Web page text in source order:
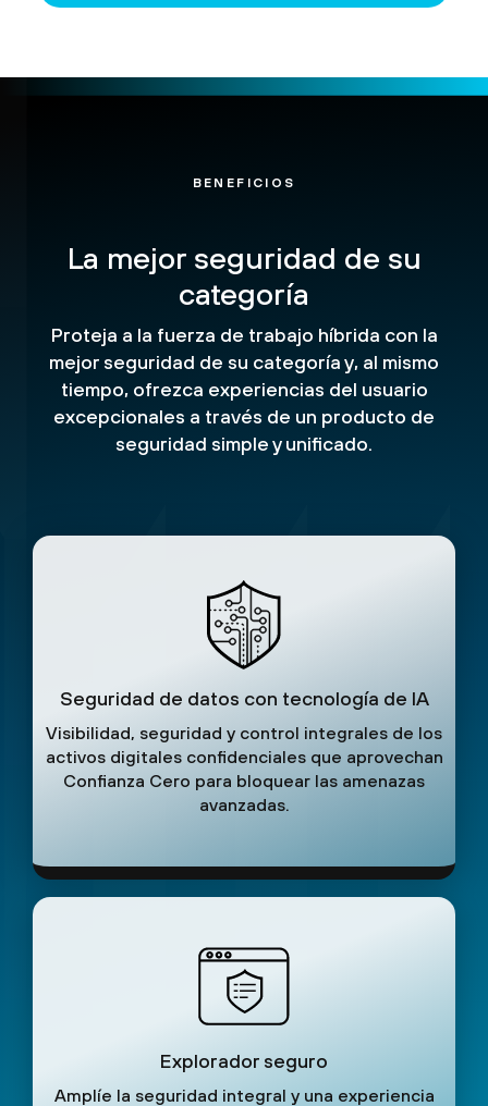
BENEFICIOS
La mejor seguridad de su
categoría
Proteja a la fuerza de trabajo híbrida con la
mejor seguridad de su categoría y, al mismo
tiempo, ofrezca experiencias del usuario
excepcionales a través de un producto de
seguridad simple y unificado.
Seguridad de datos con tecnología de IA
Visibilidad, seguridad y control integrales de los
activos digitales confidenciales que aprovechan
Confianza Cero para bloquear las amenazas
avanzadas.
Explorador seguro
Amplíe la seguridad integral y una experiencia